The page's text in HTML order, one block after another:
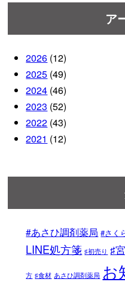
ア
2026 (12)
2025 (49)
2024 (46)
2023 (52)
2022 (43)
2021 (12)
#あさひ調剤薬局 #さく
LINE処方箋 ♯初売り ♯
方 ♯食材 あさひ調剤薬局 お